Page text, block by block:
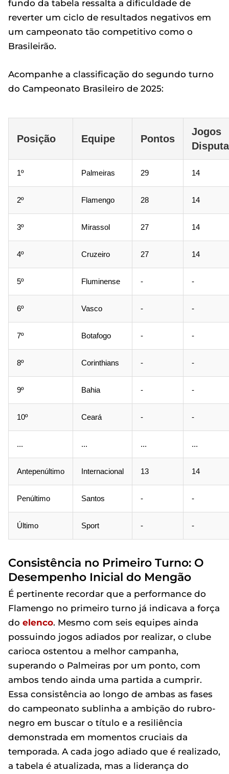
fundo da tabela ressalta a dificuldade de
reverter um ciclo de resultados negativos em
um campeonato tão competitivo como o
Brasileirão.
Acompanhe a classificação do segundo turno
do Campeonato Brasileiro de 2025:
Posição Equipe Pontos
Jogos
1º Palmeiras 29 14
2º Flamengo 28 14
3º Mirassol 27 14
4º Cruzeiro 27 14
5º Fluminense - -
6º Vasco - -
7º Botafogo - -
8º Corinthians - -
9º Bahia - -
10º Ceará - -
... ... ... ...
Antepenúltimo Internacional 13 14
Penúltimo Santos - -
Último Sport - -
Consistência no Primeiro Turno: O
Desempenho Inicial do Mengão
É pertinente recordar que a performance do
Flamengo no primeiro turno já indicava a força
do elenco. Mesmo com seis equipes ainda
possuindo jogos adiados por realizar, o clube
carioca ostentou a melhor campanha,
superando o Palmeiras por um ponto, com
ambos tendo ainda uma partida a cumprir.
Essa consistência ao longo de ambas as fases
do campeonato sublinha a ambição do rubro-
negro em buscar o título e a resiliência
demonstrada em momentos cruciais da
temporada. A cada jogo adiado que é realizado,
a tabela é atualizada, mas a liderança do